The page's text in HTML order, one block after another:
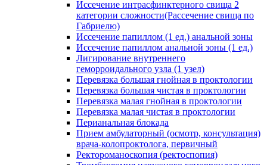
Иссечение интрасфинктерного свища 2
категории сложности(Рассечение свища по
Габриелю)
Иссечение папиллом (1 ед.) анальной зоны
Иссечение папиллом анальной зоны (1 ед.)
Лигирование внутреннего
геморроидального узла (1 узел)
Перевязка большая гнойная в проктологии
Перевязка большая чистая в проктологии
Перевязка малая гнойная в проктологии
Перевязка малая чистая в проктологии
Перианальная блокада
Прием амбулаторный (осмотр, консультация)
врача-колопроктолога, первичный
Ректороманоскопия (ректоспопия)